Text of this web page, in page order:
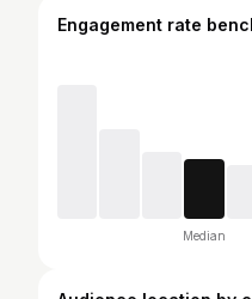
Engagement rate
Median